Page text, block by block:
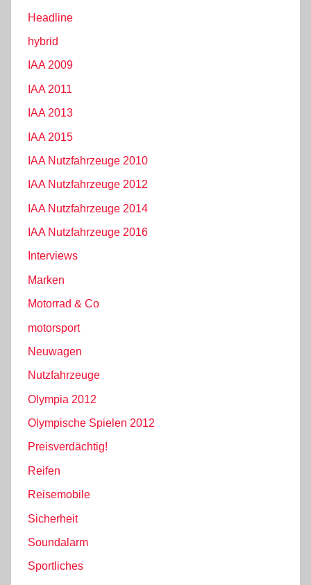
Headline
hybrid
IAA 2009
IAA 2011
IAA 2013
IAA 2015
IAA Nutzfahrzeuge 2010
IAA Nutzfahrzeuge 2012
IAA Nutzfahrzeuge 2014
IAA Nutzfahrzeuge 2016
Interviews
Marken
Motorrad & Co
motorsport
Neuwagen
Nutzfahrzeuge
Olympia 2012
Olympische Spielen 2012
Preisverdächtig!
Reifen
Reisemobile
Sicherheit
Soundalarm
Sportliches